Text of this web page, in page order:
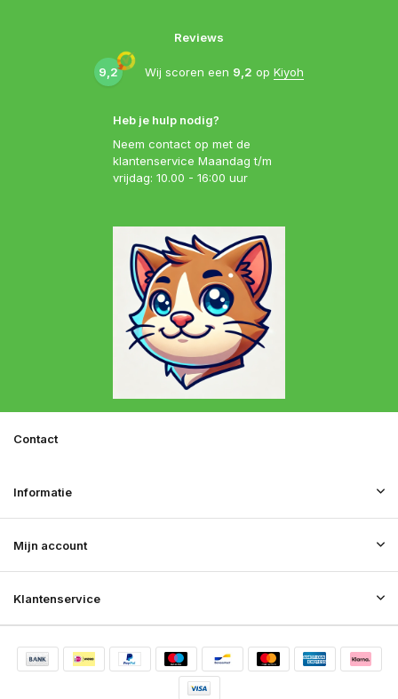
Heb je hulp nodig?
Neem contact op met de
klantenservice Maandag t/m
vrijdag: 10.00 - 16:00 uur
Reviews
9,2 Wij scoren een 9,2 op Kiyoh
Klantenservice
Mijn account
Informatie
Contact